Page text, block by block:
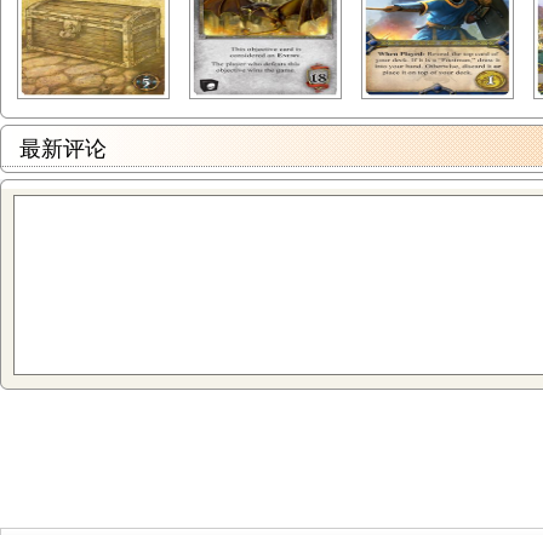
最新评论